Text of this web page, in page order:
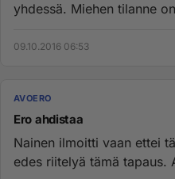
yhdessä. Miehen tilanne
09.10.2016 06:53
AVOERO
Ero ahdistaa
Nainen ilmoitti vaan ettei
edes riitelyä tämä tapaus.